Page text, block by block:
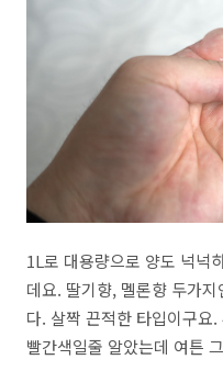
1L로 대용량으로 양도 넉넉
데요. 딸기향, 멜론향 두가
다. 살짝 끈적한 타입이구요
빨간색일줄 알았는데 여튼